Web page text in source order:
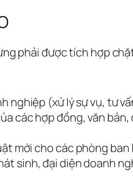
phải được tích hợp
nghiệp (xử lý sự vụ, tư
các hợp đồng, văn bản,
mới cho các phòng ban
sinh, đại diện doanh